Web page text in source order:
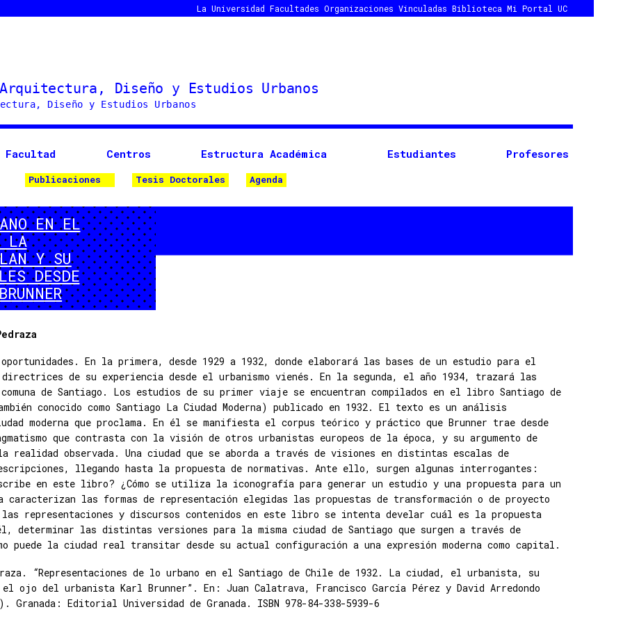
La Universidad Facultades Organizaciones Vinculadas Biblioteca Mi Portal UC
Facultad Centros Estructura Académica Estudiantes Profesores
Publicaciones Tesis Doctorales Agenda
EN EL
LA
Y SU
DESDE
En la primera, desde 1929 a 1932, donde elaborará las bases de un estudio para el
de su experiencia desde el urbanismo vienés. En la segunda, el año 1934, trazará las
de Santiago. Los estudios de su primer viaje se encuentran compilados en el libro Santiago de
conocido como Santiago La Ciudad Moderna) publicado en 1932. El texto es un análisis
moderna que proclama. En él se manifiesta el corpus teórico y práctico que Brunner trae desde
que contrasta con la visión de otros urbanistas europeos de la época, y su argumento de
realidad observada. Una ciudad que se aborda a través de visiones en distintas escalas de
llegando hasta la propuesta de normativas. Ante ello, surgen algunas interrogantes:
en este libro? ¿Cómo se utiliza la iconografía para generar un estudio y una propuesta para un
las formas de representación elegidas las propuestas de transformación o de proyecto
representaciones y discursos contenidos en este libro se intenta develar cuál es la propuesta
determinar las distintas versiones para la misma ciudad de Santiago que surgen a través de
puede la ciudad real transitar desde su actual configuración a una expresión moderna como capital.
“Representaciones de lo urbano en el Santiago de Chile de 1932. La ciudad, el urbanista, su
ojo del urbanista Karl Brunner”. En: Juan Calatrava, Francisco García Pérez y David Arredondo
Editorial Universidad de Granada. ISBN 978-84-338-5939-6